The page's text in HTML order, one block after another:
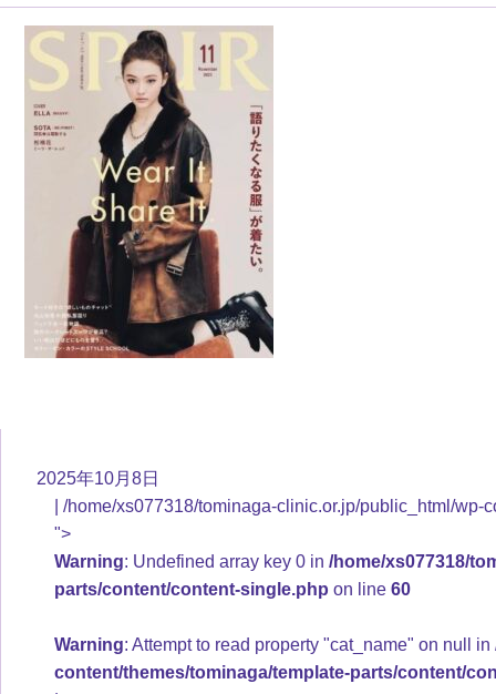
2025年10月8日
/home/xs077318/tominaga-clinic.or.jp/public_html/
">
Warning: Undefined array key 0 in /home/xs077318/
parts/content/content-single.php on line 60
Warning: Attempt to read property "cat_name" on null in
content/themes/tominaga/template-parts/content/